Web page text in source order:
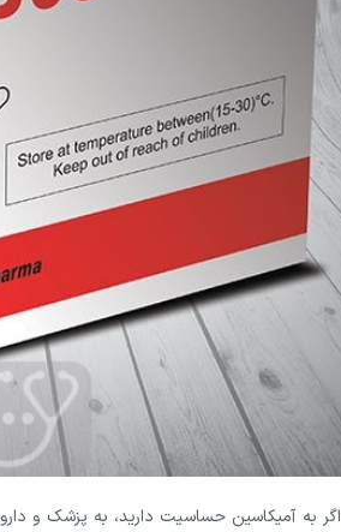
اگر به آمیکاسین حساسیت دارید، به پزشک و